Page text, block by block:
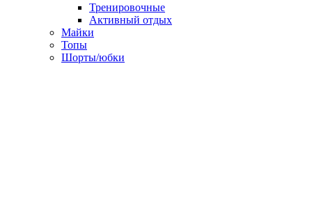
Тренировочные
Активный отдых
Майки
Топы
Шорты/юбки